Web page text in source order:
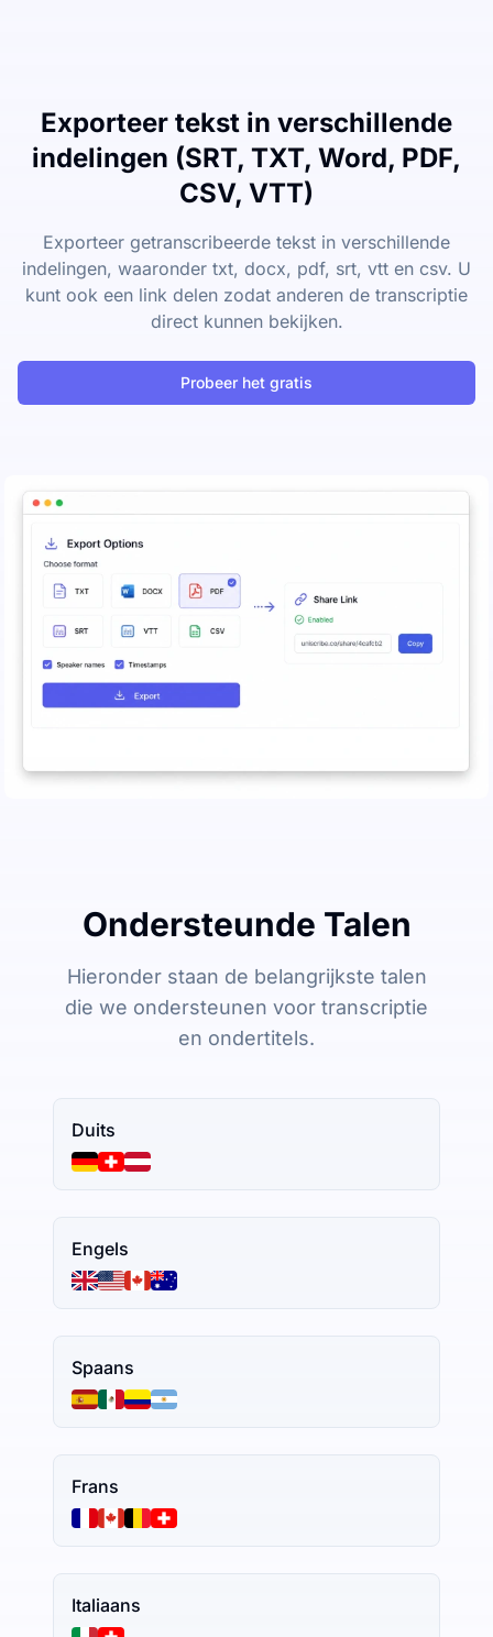
Exporteer tekst in verschillende
indelingen (SRT, TXT, Word, PDF,
CSV, VTT)
Exporteer getranscribeerde tekst in verschillende
indelingen, waaronder txt, docx, pdf, srt, vtt en csv. U
kunt ook een link delen zodat anderen de transcriptie
direct kunnen bekijken.
Probeer het gratis
Ondersteunde Talen
Hieronder staan de belangrijkste talen
die we ondersteunen voor transcriptie
en ondertitels.
Duits
Engels
Spaans
Frans
Italiaans